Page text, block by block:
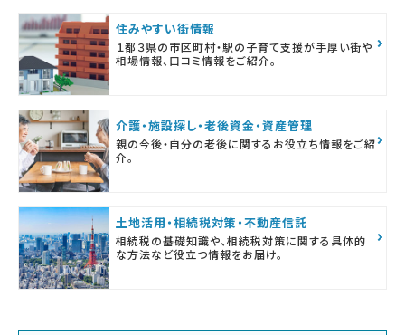
住みやすい街情報
１都３県の市区町村・駅の子育て支援が手厚い街や
相場情報、口コミ情報をご紹介。
介護・施設探し・老後資金・資産管理
親の今後・自分の老後に関するお役立ち情報をご紹
介。
土地活用・相続税対策・不動産信託
相続税の基礎知識や、相続税対策に関する具体的
な方法など役立つ情報をお届け。